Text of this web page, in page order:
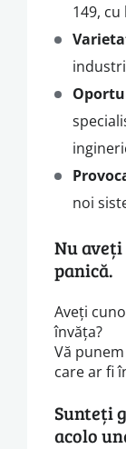
149,
noi
Nu
panică.
Aveți
învăța?
Vă
care ar fi
Sunteți
acolo